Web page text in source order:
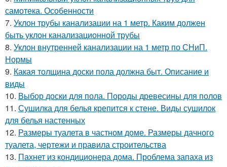
самотека. Особенности
7. Уклон трубы канализации на 1 метр. Каким должен
быть уклон канализационной трубы
8. Уклон внутренней канализации на 1 метр по СНиП.
Нормы
9. Какая толщина доски пола должна быт. Описание и
виды
10. Выбор доски для пола. Породы древесины для полов
11. Сушилка для белья крепится к стене. Виды сушилок
для белья настенных
12. Размеры туалета в частном доме. Размеры дачного
туалета, чертежи и правила строительства
13. Пахнет из кондиционера дома. Проблема запаха из